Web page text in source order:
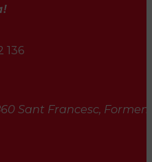
136
Sant Francesc,